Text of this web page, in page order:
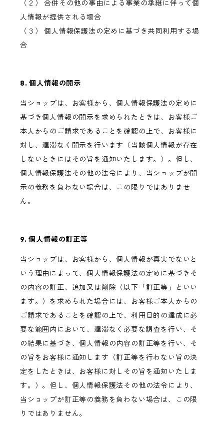
（２） 合併その他の事由による事業の承継に伴って個
人情報が提供される場合
（３） 個人情報保護法の定めに基づき共同利用する場
合
8. 個人情報の開示
当ショップは、お客様から、個人情報保護法の定めに
基づき個人情報の開示を求められたときは、お客様ご
本人からのご請求であることを確認の上で、お客様に
対し、遅滞なく開示を行います（当該個人情報が存在
しないときにはその旨を通知いたします。）。但し、
個人情報保護法その他の法令により、当ショップが開
示の義務を負わない場合は、この限りではありませ
ん。
9. 個人情報の訂正等
当ショップは、お客様から、個人情報が真実でないと
いう理由によって、個人情報保護法の定めに基づきそ
の内容の訂正、追加又は削除（以下「訂正等」といい
ます。）を求められた場合には、お客様ご本人からの
ご請求であることを確認の上で、利用目的の達成に必
要な範囲内において、遅滞なく必要な調査を行い、そ
の結果に基づき、個人情報の内容の訂正等を行い、そ
の旨をお客様に通知します（訂正等を行わない旨の決
定をしたときは、お客様に対しその旨を通知いたしま
す。）。但し、個人情報保護法その他の法令により、
当ショップが訂正等の義務を負わない場合は、この限
りではありません。